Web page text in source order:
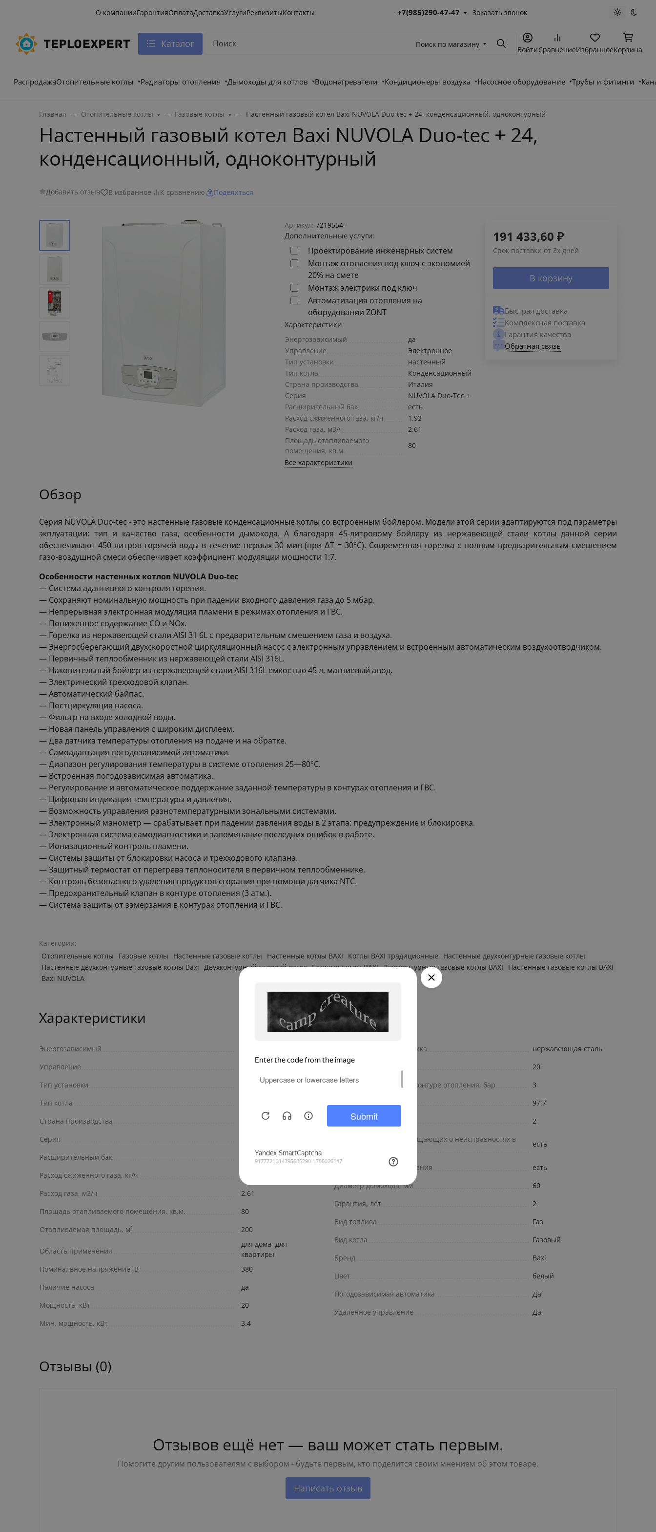
О компанииГарантияОплатаДоставкаУслугиРеквизитыКонтакты +7(985)290-47-47 Заказать звонок Светлая
Каталог Поиск по магазину ПоискВойтиСравнениеИзбранноеКорзина
РаспродажаОтопительные котлы Радиаторы отопления Дымоходы для котлов Водонагреватели Кондиционеры воздуха Насосное оборудование Трубы и фитинги
Главная Отопительные котлы Газовые котлы Настенный газовый котел Baxi NUVOLA Duo-tec + 24, конденсационный, одноконтурный
Настенный газовый котел Baxi NUVOLA Duo-tec + 24,
конденсационный, одноконтурный
Добавить отзыв В избранное К сравнению Поделиться
Артикул: 7219554--
Дополнительные услуги:
Проектирование инженерных систем
Монтаж отопления под ключ с экономией
20% на смете
Монтаж электрики под ключ
Автоматизация отопления на
оборудовании ZONT
Характеристики
Энергозависимый
да
Управление
Электронное
Тип установки
настенный
Тип котла
Конденсационный
Страна производства
Италия
Серия
NUVOLA Duo-Tec +
Расширительный бак
есть
Расход сжиженного газа, кг/ч
1.92
Расход газа, м3/ч
2.61
Площадь отапливаемого
помещения, кв.м.
80
Все характеристики
191 433,60 ₽
Срок поставки от 3х дней
В корзину
Быстрая доставка
Комплексная поставка
Гарантия качества
Обратная связь
Обзор
Серия NUVOLA Duo-tec - это настенные газовые конденсационные котлы со встроенным бойлером. Модели этой серии адаптируются под параметры
экплуатации: тип и качество газа, особенности дымохода. А благодаря 45-литровому бойлеру из нержавеющей стали котлы данной серии
обеспечивают 450 литров горячей воды в течение первых 30 мин (при ΔT = 30°C). Современная горелка с полным предварительным смешением
газо-воздушной смеси обеспечивает коэффициент модуляции мощности 1:7.
Особенности настенных котлов NUVOLA Duo-tec
— Система адаптивного контроля горения.
— Сохраняют номинальную мощность при падении входного давления газа до 5 мбар.
— Непрерывная электронная модуляция пламени в режимах отопления и ГВС.
— Пониженное содержание СО и NOx.
— Горелка из нержавеющей стали AISI 31 6L с предварительным смешением газа и воздуха.
— Энергосберегающий двухскоростной циркуляционный насос с электронным управлением и встроенным автоматическим воздухоотводчиком.
— Первичный теплообменник из нержавеющей стали AISI 316L.
— Накопительный бойлер из нержавеющей стали AISI 316L емкостью 45 л, магниевый анод.
— Электрический трехходовой клапан.
— Автоматический байпас.
— Постциркуляция насоса.
— Фильтр на входе холодной воды.
— Новая панель управления с широким дисплеем.
— Два датчика температуры отопления на подаче и на обратке.
— Самоадаптация погодозависимой автоматики.
— Диапазон регулирования температуры в системе отопления 25—80°С.
— Встроенная погодозависимая автоматика.
— Регулирование и автоматическое поддержание заданной температуры в контурах отопления и ГВС.
— Цифровая индикация температуры и давления.
— Возможность управления разнотемпературными зональными системами.
— Электронный манометр — срабатывает при падении давления воды в 2 этапа: предупреждение и блокировка.
— Электронная система самодиагностики и запоминание последних ошибок в работе.
— Ионизационный контроль пламени.
— Системы защиты от блокировки насоса и трехходового клапана.
— Защитный термостат от перегрева теплоносителя в первичном теплообменнике.
— Контроль безопасного удаления продуктов сгорания при помощи датчика NTC.
— Предохранительный клапан в контуре отопления (3 атм.).
— Система защиты от замерзания в контурах отопления и ГВС.
Категории:
Отопительные котлы
Газовые котлы Настенные газовые котлы Настенные котлы BAXI Котлы BAXI традиционные
Настенные двухконтурные газовые котлы
Настенные двухконтурные газовые котлы Baxi Двухконтурный газовый котел Газовые котлы BAXI Двухконтурные газовые котлы BAXI
Настенные газовые котлы BAXI
Baxi NUVOLA
Характеристики
Энергозависимый
Управление
Тип установки
настенный
Тип котла
Страна производства
Италия
Серия
Расширительный бак
есть
Расход сжиженного газа, кг/ч
Расход газа, м3/ч
2.61
Площадь отапливаемого помещения, кв.м.
80
Отапливаемая площадь, м²
200
Область применения
для дома, для
квартиры
Номинальное напряжение, В
380
Наличие насоса
да
Мощность, кВт
20
Мин. мощность, кВт
3.4
Материал теплообменника
нержавеющая сталь
Макс. мощность, кВт
20
Макс. давление воды в контуре отопления, бар
3
КПД
97.7
Количество контуров
2
Индикация ошибок сообщающих о неисправностях в
есть
Защита котла от замерзания
есть
Диаметр дымохода, мм
60
Гарантия, лет
2
Вид топлива
Газ
Вид котла
Газовый
Бренд
Baxi
Цвет
белый
Погодозависимая автоматика
Да
Удаленное управление
Да
Отзывы (0)
Отзывов ещё нет — ваш может стать первым.
Помогите другим пользователям с выбором - будьте первым, кто поделится своим мнением об этом товаре.
Написать отзыв